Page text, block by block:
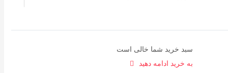
سبد خرید شما خالی است
به خرید ادامه دهید